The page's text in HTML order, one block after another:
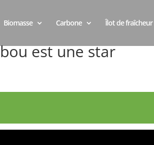
Biomasse Carbone Îlot de fraîcheur
est une star